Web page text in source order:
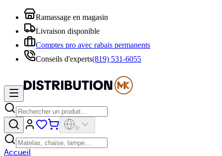
Ramassage en magasin
Livraison disponible
Comptes pro avec rabais permanents
Conseils d'experts(819) 531-6055
fr
Accueil